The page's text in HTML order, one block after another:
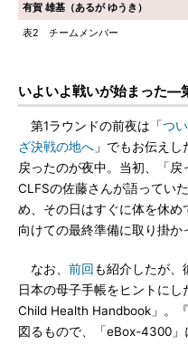
有賀 雄基（あるが ゆうき）
表2 チームメンバー
いよいよ戦いが始まった―
第1ラウンドの前夜は「つ
ざ決戦の地へ 」でもお伝え
戻ったのが夜中。当初、「
CLFSの佐藤さんが語ってい
め、その日はすぐに体を休め
向けての最終準備に取り掛か
なお、 前回 も紹介したが、
日本の母子手帳をヒントに
Child Health Handbook」。
図るもので、「eBox-4300